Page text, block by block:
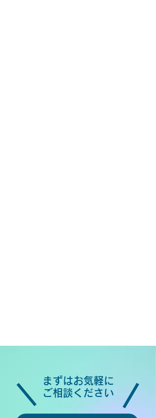
まずはお気軽に
ご相談ください